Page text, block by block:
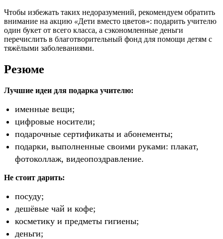
Чтобы избежать таких недоразумений, рекомендуем обратить
внимание на акцию «Дети вместо цветов»: подарить учителю
один букет от всего класса, а сэкономленные деньги
перечислить в благотворительный фонд для помощи детям с
тяжёлыми заболеваниями.
Резюме
Лучшие идеи для подарка учителю:
именные вещи;
цифровые носители;
подарочные сертификаты и абонементы;
подарки, выполненные своими руками: плакат,
фотоколлаж, видеопоздравление.
Не стоит дарить:
посуду;
дешёвые чай и кофе;
косметику и предметы гигиены;
деньги;